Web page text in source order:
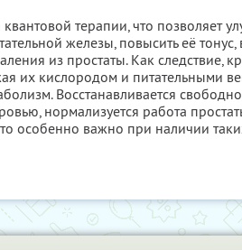
терапии, что позволяет
железы, повысить её тонус,
из простаты. Как следствие,
их кислородом и питательными
Восстанавливается
нормализуется работа
особенно важно при наличии